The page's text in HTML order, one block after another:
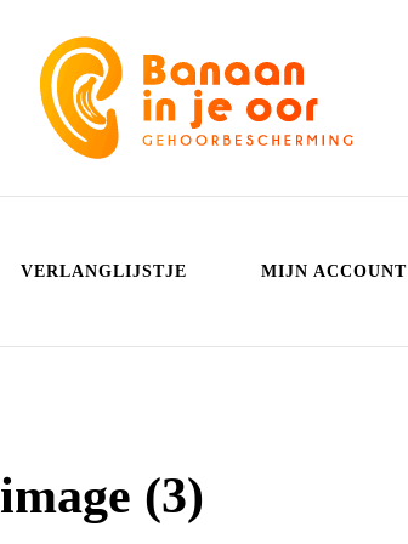
Banaan in je oor
Gehoorbescherming
VERLANGLIJSTJE MIJN ACCOUNT
image (3)